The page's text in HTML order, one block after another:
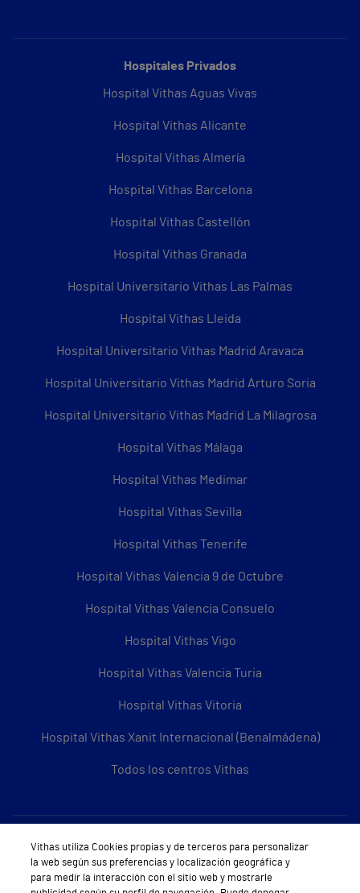
Hospitales Privados
Hospital Vithas Aguas Vivas
Hospital Vithas Alicante
Hospital Vithas Almería
Hospital Vithas Barcelona
Hospital Vithas Castellón
Hospital Vithas Granada
Hospital Universitario Vithas Las Palmas
Hospital Vithas Lleida
Hospital Universitario Vithas Madrid Aravaca
Hospital Universitario Vithas Madrid Arturo Soria
Hospital Universitario Vithas Madrid La Milagrosa
Hospital Vithas Málaga
Hospital Vithas Medimar
Hospital Vithas Sevilla
Hospital Vithas Tenerife
Hospital Vithas Valencia 9 de Octubre
Hospital Vithas Valencia Consuelo
Hospital Vithas Vigo
Hospital Vithas Valencia Turia
Hospital Vithas Vitoria
Hospital Vithas Xanit Internacional (Benalmádena)
Todos los centros Vithas
Sobre Vithas
Quiénes somos
Vithas utiliza Cookies propias y de terceros para personalizar
la web según sus preferencias y localización geográfica y
para medir la interacción con el sitio web y mostrarle